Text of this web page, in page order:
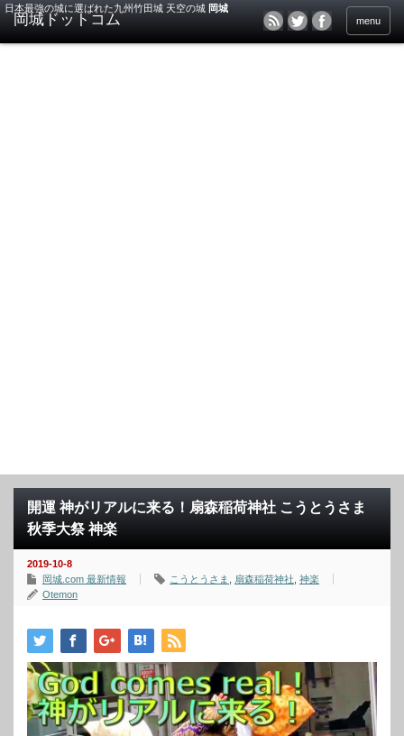
日本最強の城に選ばれた九州竹田城 天空の城 岡城
menu
開運 神がリアルに来る！扇森稲荷神社 こうとうさま
秋季大祭 神楽
2019-10-8
岡城.com 最新情報
こうとうさま 扇森稲荷神社 神楽
Otemon